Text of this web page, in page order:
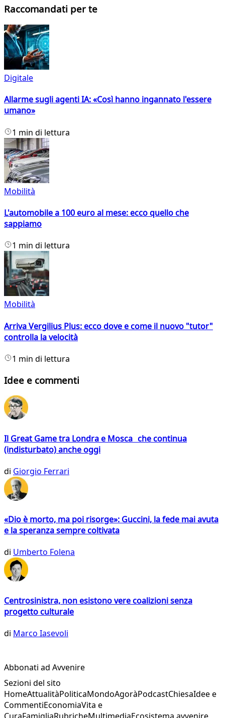
Raccomandati per te
Digitale
Allarme sugli agenti IA: «Così hanno ingannato l'essere
umano»
1 min di lettura
Mobilità
L'automobile a 100 euro al mese: ecco quello che
sappiamo
1 min di lettura
Mobilità
Arriva Vergilius Plus: ecco dove e come il nuovo "tutor"
controlla la velocità
1 min di lettura
Idee e commenti
Il Great Game tra Londra e Mosca che continua
(indisturbato) anche oggi
di Giorgio Ferrari
«Dio è morto, ma poi risorge»: Guccini, la fede mai avuta
e la speranza sempre coltivata
di Umberto Folena
Centrosinistra, non esistono vere coalizioni senza
progetto culturale
di Marco Iasevoli
Abbonati ad Avvenire
Sezioni del sito
HomeAttualitàPoliticaMondoAgoràPodcastChiesaIdee e
CommentiEconomiaVita e